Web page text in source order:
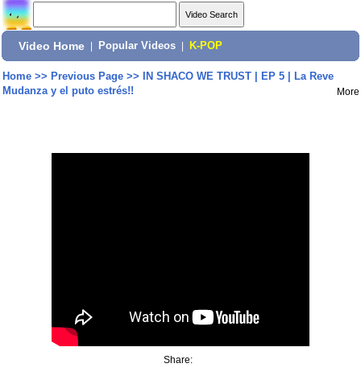
Video Home Popular Videos K-POP
Home>> Previous Page>>
IN SHACO WE TRUST | EP 5 | La Reve
Mudanza y el puto estrés!!
More
Share: